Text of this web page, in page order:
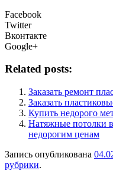
Facebook
Twitter
Вконтакте
Google+
Related posts:
Заказать ремонт
Заказать
Купить недорого
Натяжные потолки
недорогим ценам
Запись опубликована
рубрики.